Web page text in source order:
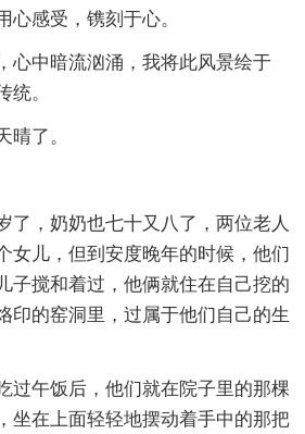
心感受，镌刻于心。
心中暗流汹涌，我将此风景绘于
统。
晴了。
了，奶奶也七十又八了，两位老人
女儿，但到安度晚年的时候，他们
子搅和着过，他俩就住在自己挖的
印的窑洞里，过属于他们自己的生
过午饭后，他们就在院子里的那棵
坐在上面轻轻地摆动着手中的那把